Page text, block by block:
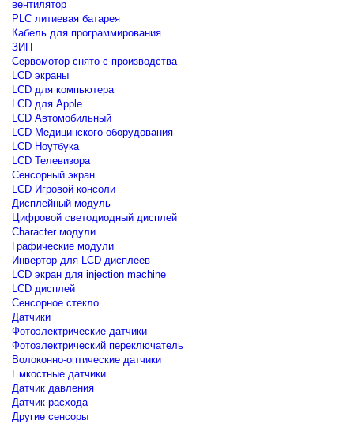
вентилятор
PLC литиевая батарея
Кабель для программирования
ЗИП
Сервомотор снято с производства
LCD экраны
LCD для компьютера
LCD для Apple
LCD Автомобильный
LCD Медицинского оборудования
LCD Ноутбука
LCD Телевизора
Сенсорный экран
LCD Игровой консоли
Дисплейный модуль
Цифровой светодиодный дисплей
Сharacter модули
Графические модули
Инвертор для LCD дисплеев
LCD экран для injection machine
LCD дисплей
Сенсорное стекло
Датчики
Фотоэлектрические датчики
Фотоэлектрический переключатель
Волоконно-оптические датчики
Емкостные датчики
Датчик давления
Датчик расхода
Другие сенсоры